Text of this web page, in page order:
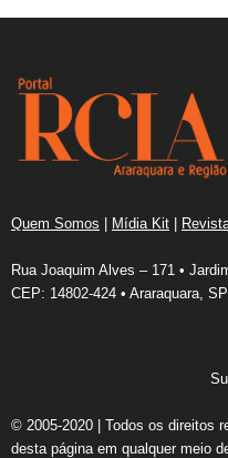
Quem Somos | Mídia Kit |
Rua Joaquim Alves – 171 •
CEP: 14802-424 • Araraquara, SP
© 2005-2020 | Todos os direitos
desta página em qualquer meio